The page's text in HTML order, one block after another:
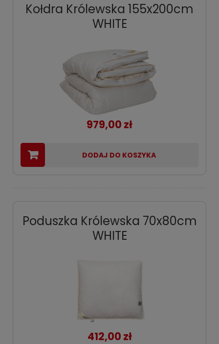
Kołdra Królewska 155x200cm
WHITE
979,00 zł
DODAJ DO KOSZYKA
Poduszka Królewska 70x80cm
WHITE
412,00 zł